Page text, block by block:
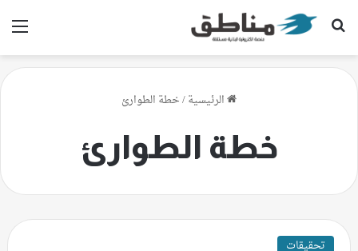
بحث عن
الرئيسية/خطة الطوارئ
خطة الطوارئ
تحقيقات